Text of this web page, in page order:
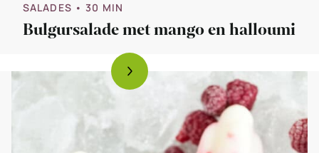
SALADES • 30 MIN
Bulgursalade met mango en halloumi